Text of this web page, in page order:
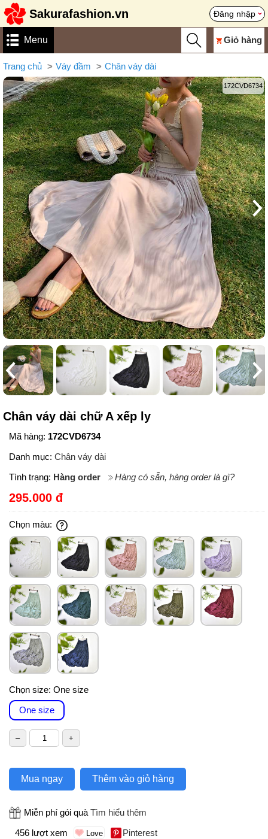
Sakurafashion.vn Đăng nhập
Menu Giỏ hàng
Trang chủ Váy đầm Chân váy dài
172CVD6734
Chân váy dài chữ A xếp ly
Mã hàng: 172CVD6734
Danh mục: Chân váy dài
Tình trạng: Hàng order Hàng có sẵn, hàng order là gì?
295.000 đ
Chọn màu:
Chọn size: One size
One size
Mua ngay Thêm vào giỏ hàng
Miễn phí gói quà Tìm hiểu thêm
456 lượt xem
Pinterest